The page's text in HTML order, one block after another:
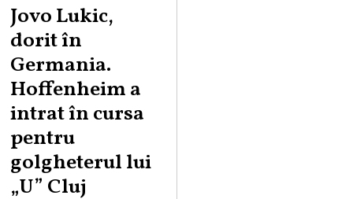
Jovo Lukic,
dorit în
Germania.
Hoffenheim a
intrat în cursa
pentru
golgheterul lui
„U” Cluj